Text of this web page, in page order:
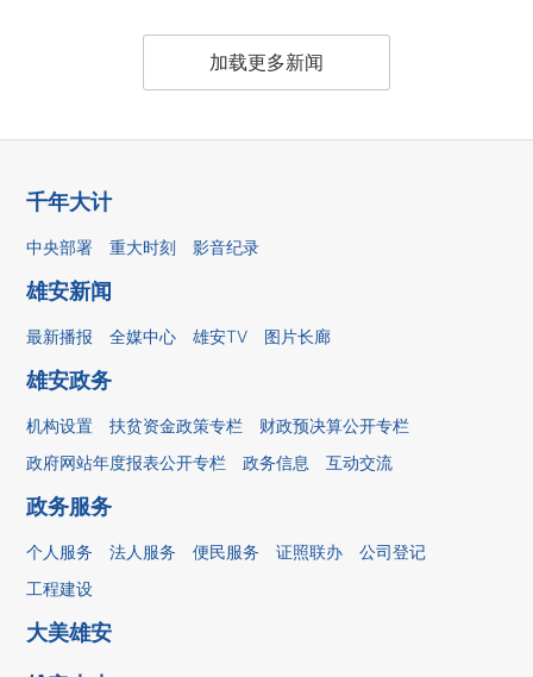
加载更多新闻
千年大计
中央部署 重大时刻 影音纪录
雄安新闻
最新播报 全媒中心 雄安TV 图片长廊
雄安政务
机构设置 扶贫资金政策专栏
财政预决算公开专栏
政府网站年度报表公开专栏
政务信息 互动交流
政务服务
个人服务 法人服务 便民服务 证照联办
公司登记
工程建设
大美雄安